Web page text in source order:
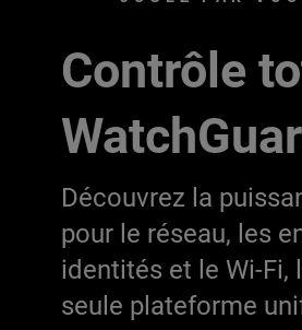
Contrôle
Découvrez la
pour le réseau, les
identités et le Wi-Fi,
seule plateforme